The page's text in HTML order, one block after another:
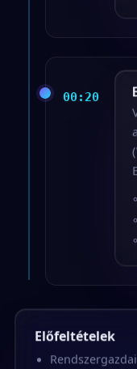
00:20
Előfeltételek